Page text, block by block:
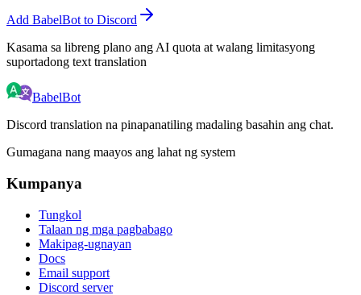
Add BabelBot to Discord
Kasama sa libreng plano ang AI quota at walang limitasyong
suportadong text translation
BabelBot
Discord translation na pinapanatiling madaling basahin ang chat.
Gumagana nang maayos ang lahat ng system
Kumpanya
Tungkol
Talaan ng mga pagbabago
Makipag-ugnayan
Docs
Email support
Discord server